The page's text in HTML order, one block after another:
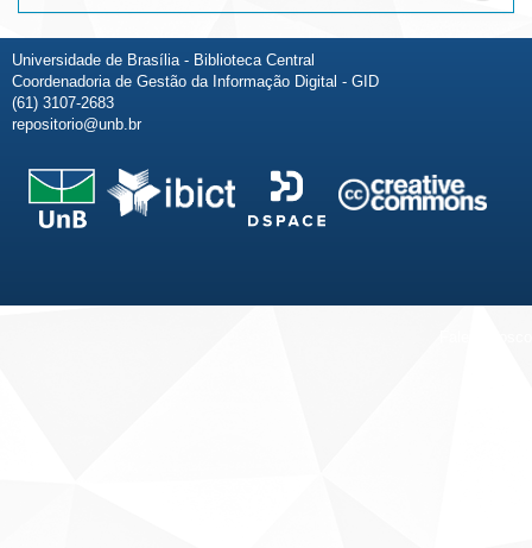
Universidade de Brasília - Biblioteca Central
Coordenadoria de Gestão da Informação Digital - GID
(61) 3107-2683
repositorio@unb.br